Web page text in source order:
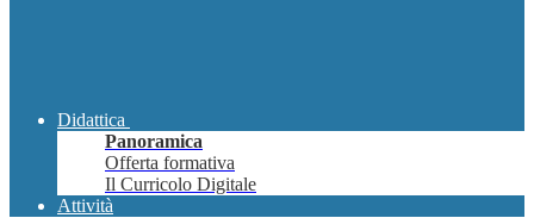
Didattica
Panoramica
Offerta formativa
Il Curricolo Digitale
Attività